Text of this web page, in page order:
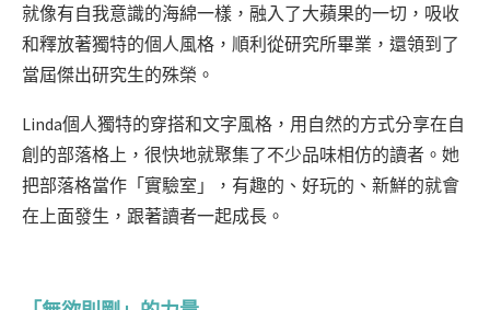
就像有自我意識的海綿一樣，融入了大蘋果的一切，吸收
和釋放著獨特的個人風格，順利從研究所畢業，還領到了
當屆傑出研究生的殊榮。
Linda個人獨特的穿搭和文字風格，用自然的方式分享在自
創的部落格上，很快地就聚集了不少品味相仿的讀者。她
把部落格當作「實驗室」，有趣的、好玩的、新鮮的就會
在上面發生，跟著讀者一起成長。